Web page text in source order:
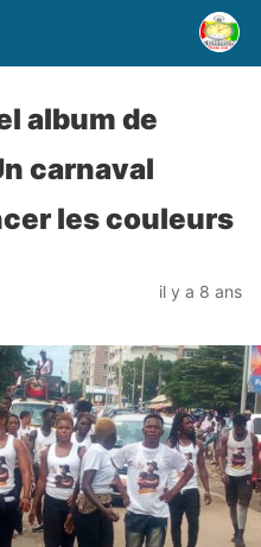
album de
carnaval
les couleurs
il y a 8 ans